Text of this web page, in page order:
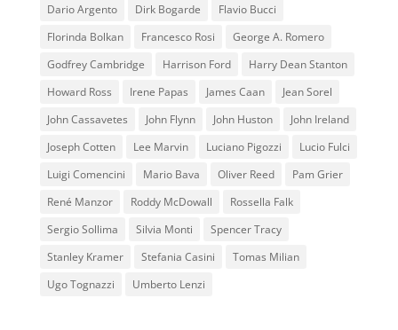
Dario Argento
Dirk Bogarde
Flavio Bucci
Florinda Bolkan
Francesco Rosi
George A. Romero
Godfrey Cambridge
Harrison Ford
Harry Dean Stanton
Howard Ross
Irene Papas James Caan
Jean Sorel
John Cassavetes
John Flynn John Huston
John Ireland
Joseph Cotten
Lee Marvin Luciano Pigozzi
Lucio Fulci
Luigi Comencini
Mario Bava Oliver Reed
Pam Grier
René Manzor
Roddy McDowall
Rossella Falk
Sergio Sollima
Silvia Monti
Spencer Tracy
Stanley Kramer
Stefania Casini
Tomas Milian
Ugo Tognazzi
Umberto Lenzi